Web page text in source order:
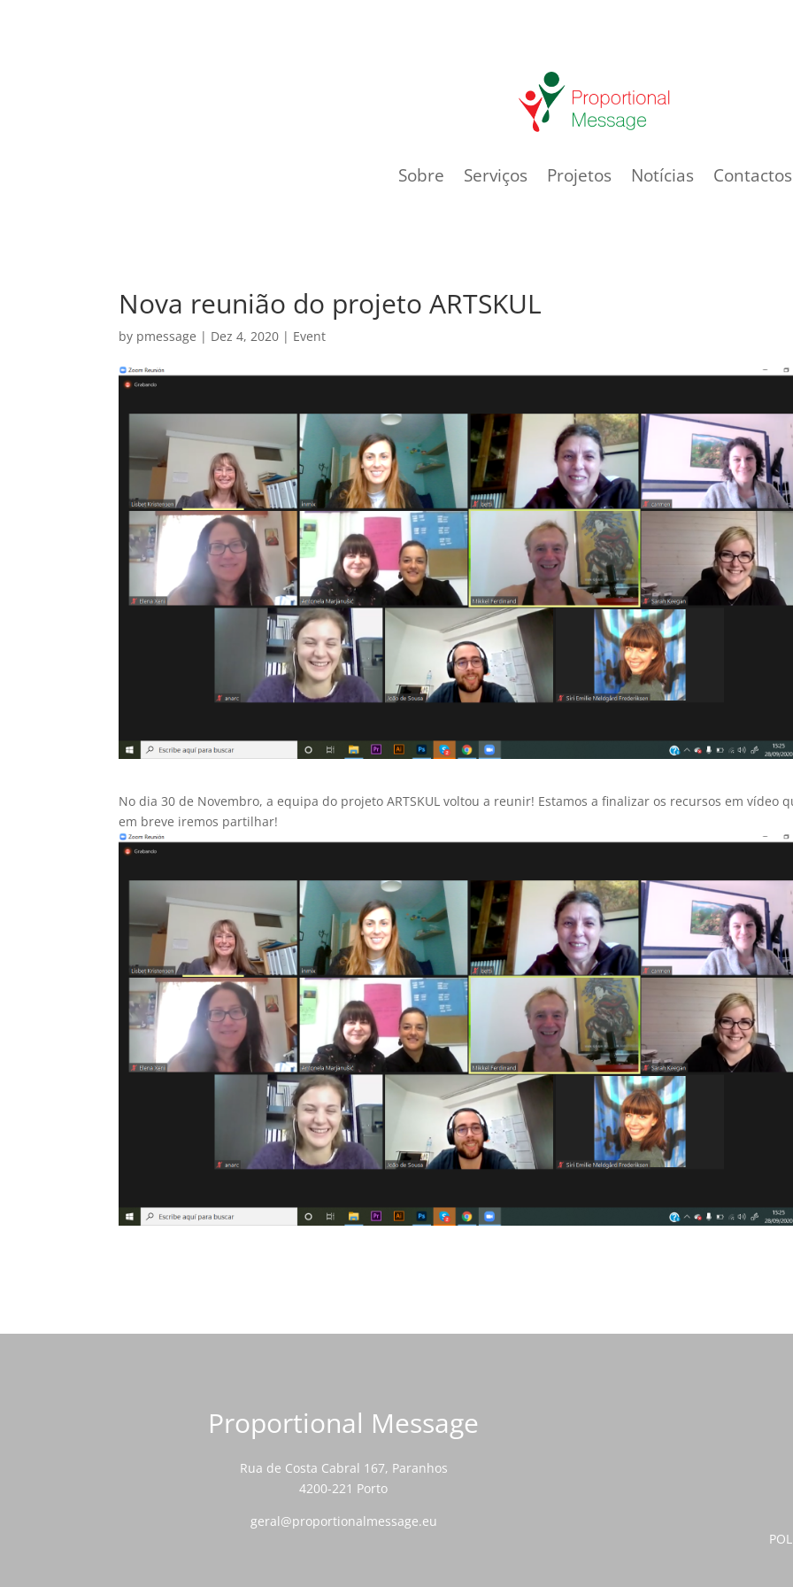
Sobre Serviços Projetos Notícias Contactos
Nova reunião do projeto ARTSKUL
by pmessage | Dez 4, 2020 | Event
No dia 30 de Novembro, a equipa do projeto ARTSKUL voltou a reunir! Estamos a finalizar os recursos em vídeo
em breve iremos partilhar!
Proportional Message
Rua de Costa Cabral 167, Paranhos
4200-221 Porto
geral@proportionalmessage.eu